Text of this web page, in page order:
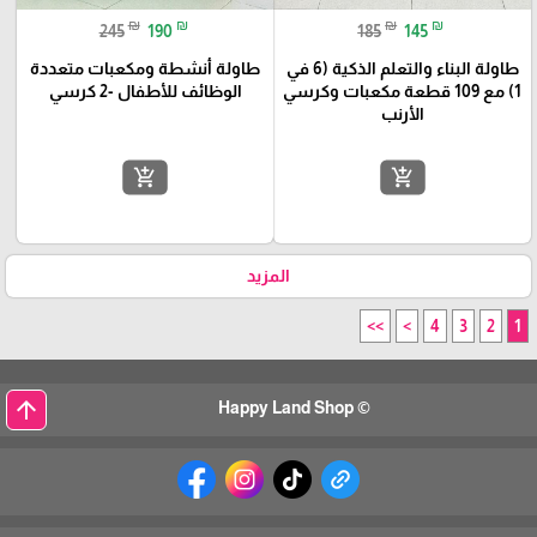
185 ₪ 145 ₪
طاولة البناء والتعلم الذكية (6 في
1) مع 109 قطعة مكعبات وكرسي
الأرنب
add_shopping_cart
245 ₪ 190 ₪
طاولة أنشطة ومكعبات متعددة
الوظائف للأطفال -2 كرسي
add_shopping_cart
المزيد
1
2
3
4
>
>>
© Happy Land Shop
arrow_upward